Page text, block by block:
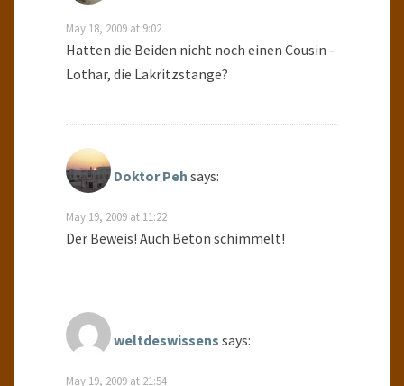
May 18, 2009 at 9:02
Hatten die Beiden nicht noch einen Cousin –
Lothar, die Lakritzstange?
Doktor Peh says:
May 19, 2009 at 11:22
Der Beweis! Auch Beton schimmelt!
weltdeswissens says:
May 19, 2009 at 21:54